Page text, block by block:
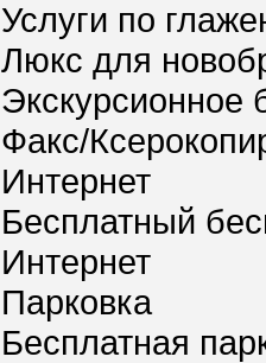
Услуги по
Люкс для
Экскурсионное
Факс/
Интернет
Бесплатный
Интернет
Парковка
Бесплатная